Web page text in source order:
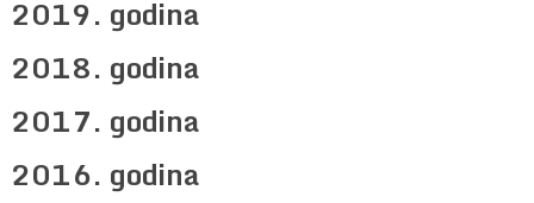
2019. godina
2018. godina
2017. godina
2016. godina